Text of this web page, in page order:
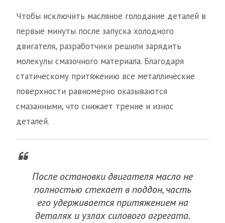
Чтобы исключить масляное голодание деталей в
первые минуты после запуска холодного
двигателя, разработчики решили зарядить
молекулы смазочного материала. Благодаря
статическому притяжению все металлические
поверхности равномерно оказываются
смазанными, что снижает трение и износ
деталей.
После остановки двигателя масло не
полностью стекает в поддон, часть
его удерживается притяжением на
деталях и узлах силового агрегата.